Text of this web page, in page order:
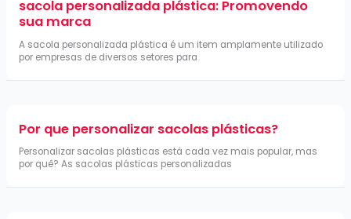
sacola personalizada plástica: Promovendo
sua marca
A sacola personalizada plástica é um item amplamente utilizado
por empresas de diversos setores para
Por que personalizar sacolas plásticas?
Personalizar sacolas plásticas está cada vez mais popular, mas
por quê? As sacolas plásticas personalizadas